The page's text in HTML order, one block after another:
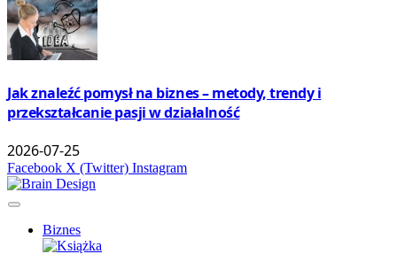
Jak znaleźć pomysł na biznes – metody, trendy i
przekształcanie pasji w działalność
2026-07-25
Facebook X (Twitter) Instagram
Biznes